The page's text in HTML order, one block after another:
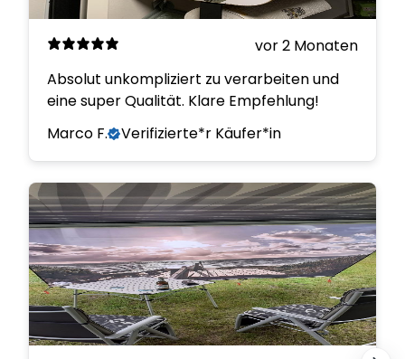
vor 2 Monaten
Absolut unkompliziert zu verarbeiten und
eine super Qualität. Klare Empfehlung!
Marco F.
Verifizierte*r Käufer*in